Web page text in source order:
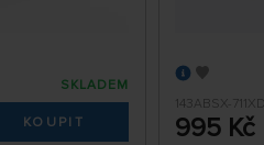
SKLADEM
KOUPIT
143ABSX-
995 Kč